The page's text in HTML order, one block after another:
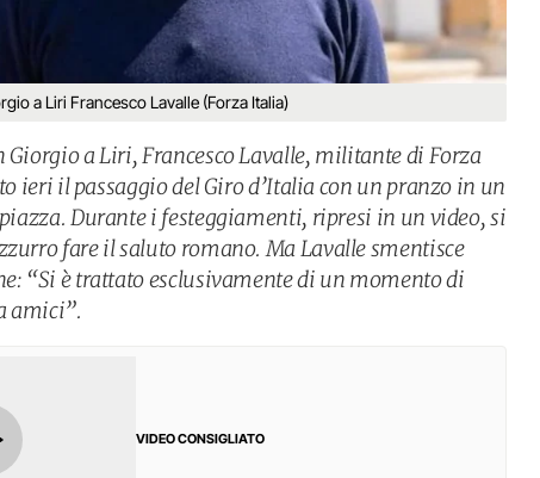
a Liri Francesco Lavalle (Forza Italia)
Giorgio a Liri, Francesco Lavalle, militante di Forza
ieri il passaggio del Giro d’Italia con un pranzo in un
Durante i festeggiamenti, ripresi in un video, si
fare il saluto romano. Ma Lavalle smentisce
“Si è trattato esclusivamente di un momento di
amici”.
VIDEO CONSIGLIATO